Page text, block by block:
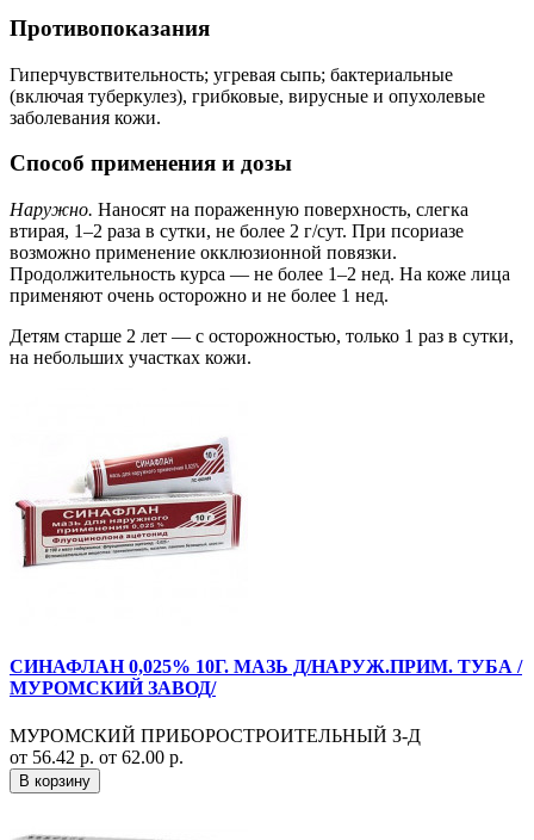
Противопоказания
Гиперчувствительность; угревая сыпь; бактериальные
(включая туберкулез), грибковые, вирусные и опухолевые
заболевания кожи.
Способ применения и дозы
Наружно. Наносят на пораженную поверхность, слегка
втирая, 1–2 раза в сутки, не более 2 г/сут. При псориазе
возможно применение окклюзионной повязки.
Продолжительность курса — не более 1–2 нед. На коже лица
применяют очень осторожно и не более 1 нед.
Детям старше 2 лет — с осторожностью, только 1 раз в сутки,
на небольших участках кожи.
СИНАФЛАН 0,025% 10Г. МАЗЬ Д/НАРУЖ.ПРИМ. ТУБА /
МУРОМСКИЙ ЗАВОД/
МУРОМСКИЙ ПРИБОРОСТРОИТЕЛЬНЫЙ З-Д
от 56.42 р. от 62.00 р.
В корзину